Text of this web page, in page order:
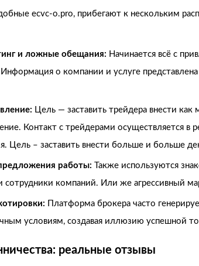
ecvc-o.pro, прибегают к нескольким
и ложные обещания: Начинается всё с
о компании и услуге
Цель — заставить трейдера внести
Контакт с трейдерами осуществляется в
Цель – заставить внести больше и больше
работы: Также используются
сотрудники компаний. Или же агрессивный
Платформа брокера часто
условиям, создавая иллюзию успешной
реальные отзывы